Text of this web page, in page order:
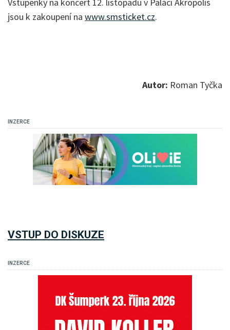
jsou k zakoupení na www.smsticket.cz.
Autor: Roman Tyčka
INZERCE
VSTUP DO DISKUZE
INZERCE